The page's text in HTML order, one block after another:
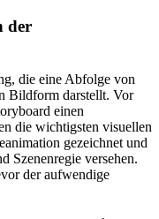
der
die eine Abfolge von
Bildform darstellt. Vor
einen
die wichtigsten visuellen
gezeichnet und
Szenenregie versehen.
der aufwendige